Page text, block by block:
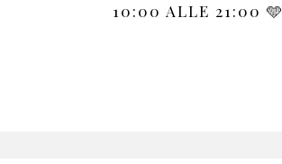
10:00 ALLE 21:00 🩵